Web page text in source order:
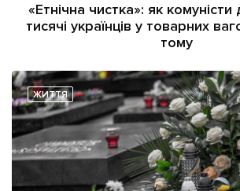
«Етнічна чистка»: як
тисячі українців у товарних
тому
ЖИТТЯ